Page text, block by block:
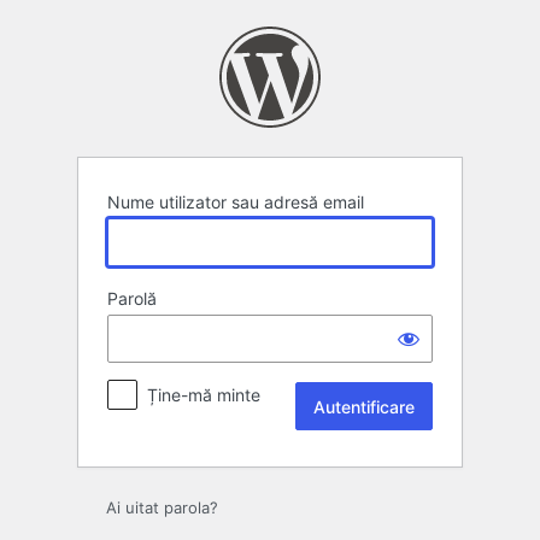
Nume utilizator sau adresă email
Parolă
Ține-mă minte
Ai uitat parola?